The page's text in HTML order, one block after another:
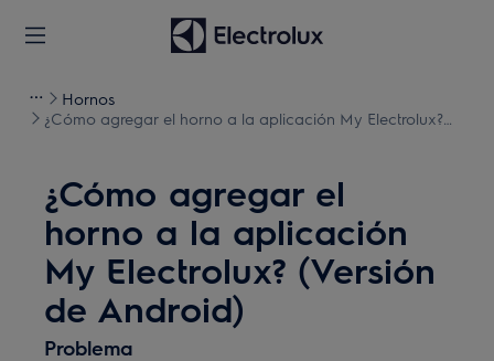
Hornos
¿Cómo agregar el horno a la aplicación My Electrolux?
¿Cómo agregar el
horno a la aplicación
My Electrolux? (Versión
de Android)
Problema